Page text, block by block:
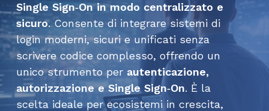
Single Sign‑On in modo centralizzato e
sicuro. Consente di integrare sistemi di
login moderni, sicuri e unificati senza
scrivere codice complesso, offrendo un
unico strumento per autenticazione,
autorizzazione e Single Sign‑On. È la
scelta ideale per ecosistemi in crescita,